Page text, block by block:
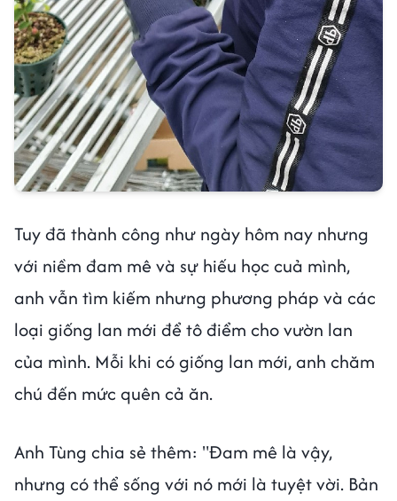
Tuy đã thành công như ngày hôm nay nhưng
với niềm đam mê và sự hiếu học cuả mình,
anh vẫn tìm kiếm nhưng phương pháp và các
loại giống lan mới để tô điểm cho vườn lan
của mình. Mỗi khi có giống lan mới, anh chăm
chú đến mức quên cả ăn.
Anh Tùng chia sẻ thêm: "Đam mê là vậy,
nhưng có thể sống với nó mới là tuyệt vời. Bản